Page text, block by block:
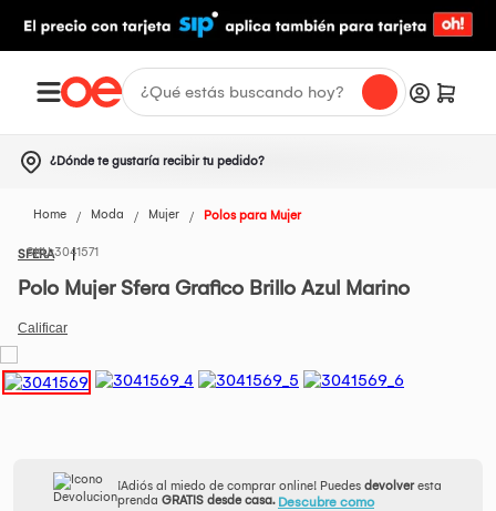
¿Dónde te gustaría recibir tu pedido?
Home Moda Mujer Polos para Mujer
SFERA3041571
Polo Mujer Sfera Grafico Brillo Azul Marino
¡Adiós al miedo de comprar online! Puedes devolveresta
prenda GRATIS desde casa. Descubre como